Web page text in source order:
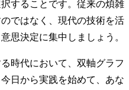
することです。従来の煩雑
ではなく、現代の技術を活
思決定に集中しましょう。
時代において、双軸グラフ
日から実践を始めて、あな